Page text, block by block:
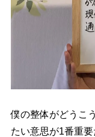
僕の整体がどうこ
たい意思が1番重要